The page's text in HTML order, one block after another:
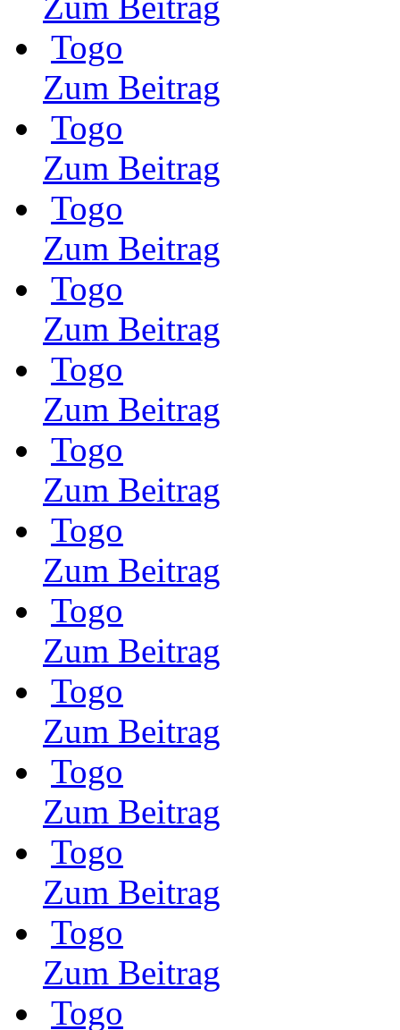
Togo
Zum Beitrag
Togo
Zum Beitrag
Togo
Zum Beitrag
Togo
Zum Beitrag
Togo
Zum Beitrag
Togo
Zum Beitrag
Togo
Zum Beitrag
Togo
Zum Beitrag
Togo
Zum Beitrag
Togo
Zum Beitrag
Togo
Zum Beitrag
Togo
Zum Beitrag
Togo